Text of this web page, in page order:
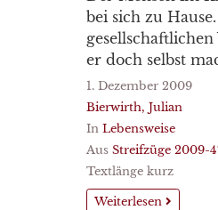
bei sich zu
er doch selbst
1. Dezember 2009
Bierwirth, Julian
In Lebensweise
Aus Streifzüge 2009-
Textlänge kurz
Weiterlesen